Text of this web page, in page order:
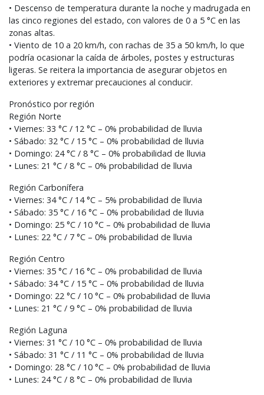
• Descenso de temperatura durante la noche y madrugada en
las cinco regiones del estado, con valores de 0 a 5 °C en las
zonas altas.
• Viento de 10 a 20 km/h, con rachas de 35 a 50 km/h, lo que
podría ocasionar la caída de árboles, postes y estructuras
ligeras. Se reitera la importancia de asegurar objetos en
exteriores y extremar precauciones al conducir.
Pronóstico por región
Región Norte
• Viernes: 33 °C / 12 °C – 0% probabilidad de lluvia
• Sábado: 32 °C / 15 °C – 0% probabilidad de lluvia
• Domingo: 24 °C / 8 °C – 0% probabilidad de lluvia
• Lunes: 21 °C / 8 °C – 0% probabilidad de lluvia
Región Carbonífera
• Viernes: 34 °C / 14 °C – 5% probabilidad de lluvia
• Sábado: 35 °C / 16 °C – 0% probabilidad de lluvia
• Domingo: 25 °C / 10 °C – 0% probabilidad de lluvia
• Lunes: 22 °C / 7 °C – 0% probabilidad de lluvia
Región Centro
• Viernes: 35 °C / 16 °C – 0% probabilidad de lluvia
• Sábado: 34 °C / 15 °C – 0% probabilidad de lluvia
• Domingo: 22 °C / 10 °C – 0% probabilidad de lluvia
• Lunes: 21 °C / 9 °C – 0% probabilidad de lluvia
Región Laguna
• Viernes: 31 °C / 10 °C – 0% probabilidad de lluvia
• Sábado: 31 °C / 11 °C – 0% probabilidad de lluvia
• Domingo: 28 °C / 10 °C – 0% probabilidad de lluvia
• Lunes: 24 °C / 8 °C – 0% probabilidad de lluvia